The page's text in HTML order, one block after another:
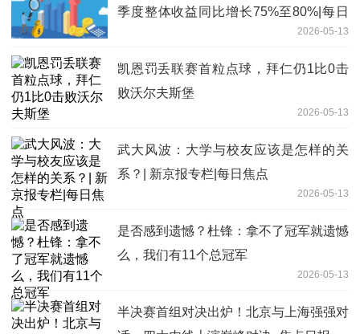
季度整体收益同比增长75%至80%|每日
2026-05-13
凯恩罚丢联赛首粒点球，拜仁仍1比0击
败沃尔夫斯堡
2026-05-13
武大风波：大学与校友应该是怎样的关
系？| 新京报专栏|每日焦点
2026-05-13
是否感到遗憾？杜锋：拿不了冠军就遗憾
么，我们有11个总冠军
2026-05-13
半决赛首组对决出炉！北京与上海强强对